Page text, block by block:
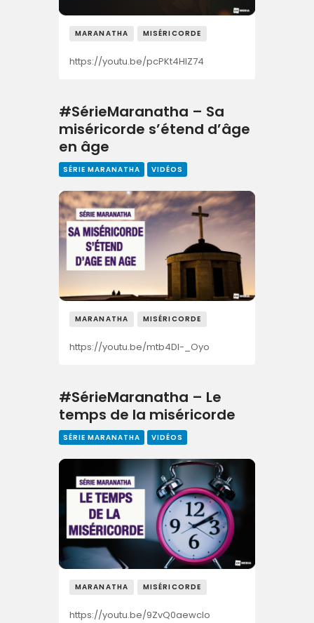
MARANATHA MISÉRICORDE
https://youtu.be/pcPKt4HIZ74
#SérieMaranatha – Sa
miséricorde s’étend d’âge
en âge
SÉRIE MARANATHA VIDÉOS
MARANATHA MISÉRICORDE
https://youtu.be/mtb4DI-_Oyo
#SérieMaranatha – Le
temps de la miséricorde
SÉRIE MARANATHA VIDÉOS
MARANATHA MISÉRICORDE
https://youtu.be/9ZvQ0aewclo